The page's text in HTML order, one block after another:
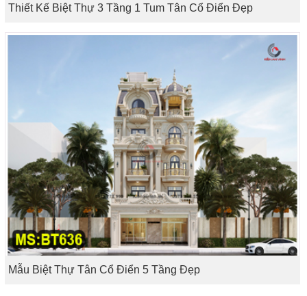
Thiết Kế Biệt Thự 3 Tầng 1 Tum Tân Cổ Điển Đẹp
Mẫu Biệt Thự Tân Cổ Điển 5 Tầng Đẹp